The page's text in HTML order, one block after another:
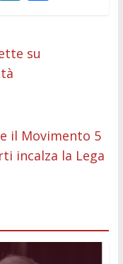
esu
il Movimento 5
incalza la Lega